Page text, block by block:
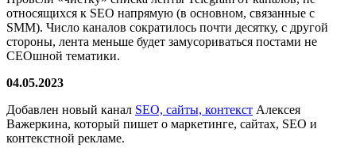
относящихся к SEO напрямую (в основном, связанные с
SMM). Число каналов сократилось почти десятку, с другой
стороны, лента меньше будет замусориваться постами не
СЕОшной тематики.
04.05.2023
Добавлен новый канал SEO, сайты, контекст Алексея
Важеркина, который пишет о маркетинге, сайтах, SEO и
контекстной рекламе.